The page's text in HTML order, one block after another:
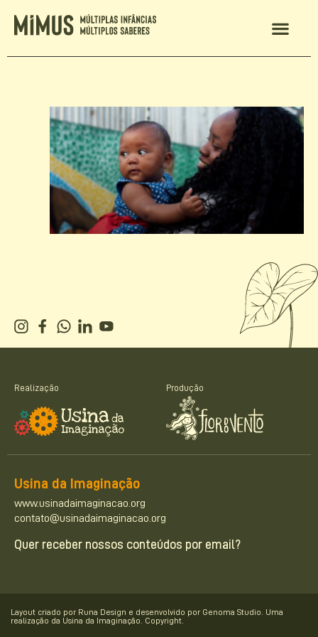
Realização Produção
Usina da Imaginação
www.usinadaimaginacao.org
contato@usinadaimaginacao.org
Quer receber nossos conteúdos por email?
Layout criado por Runa Design e desenvolvido por Genoma Studio. Uma
realização da Usina da Imaginação. Copyright.